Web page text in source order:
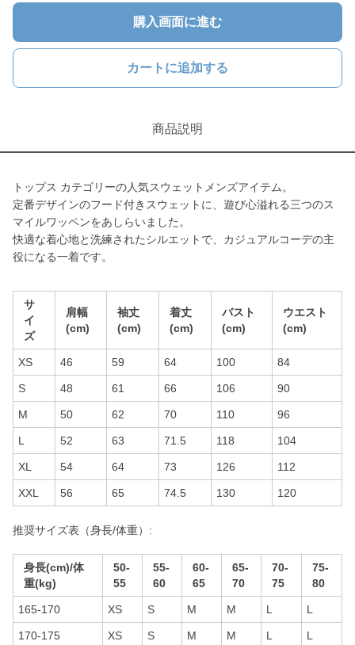
購入画面に進む
カートに追加する
商品説明
トップス カテゴリーの人気スウェットメンズアイテム。
定番デザインのフード付きスウェットに、遊び心溢れる三つのス
マイルワッペンをあしらいました。
快適な着心地と洗練されたシルエットで、カジュアルコーデの主
役になる一着です。
サ
イ
ズ
肩幅
(cm)
袖丈
(cm)
着丈
(cm)
バスト
(cm)
ウエスト
(cm)
XS 46 59 64 100 84
S 48 61 66 106 90
M 50 62 70 110 96
L 52 63 71.5 118 104
XL 54 64 73 126 112
XXL 56 65 74.5 130 120
推奨サイズ表（身長/体重）:
身長(cm)/体
重(kg)
50-
55
55-
60
60-
65
65-
70
70-
75
75-
80
165-170 XS S M M L L
170-175 XS S M M L L